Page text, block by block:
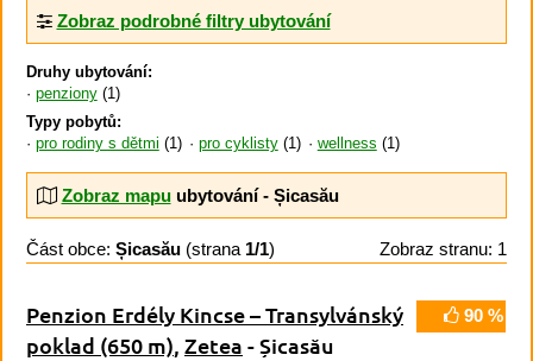
Zobraz podrobné filtry ubytování
Druhy ubytování:
penziony(1)
Typy pobytů:
pro rodiny s dětmi (1) pro cyklisty(1) wellness (1)
Zobraz mapuubytování - Șicasău
Část obce: Șicasău (strana 1/1) Zobraz stranu: 1
90 %
Penzion Erdély Kincse – Transylvánský
poklad (650 m), Zetea - Șicasău